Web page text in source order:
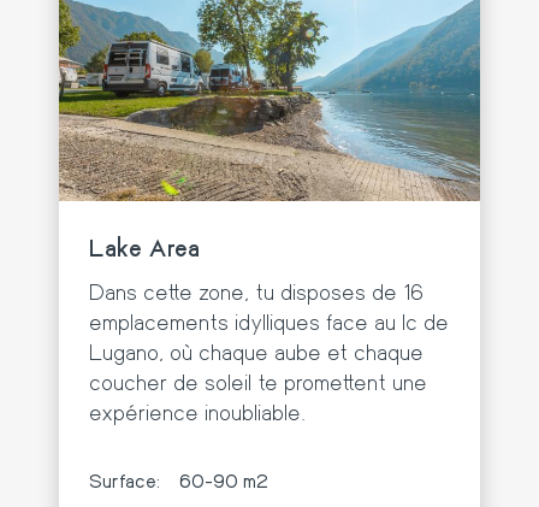
Lake Area
Dans cette zone, tu disposes de 16
emplacements idylliques face au lc de
Lugano, où chaque aube et chaque
coucher de soleil te promettent une
expérience inoubliable.
Surface:
60-90 m2